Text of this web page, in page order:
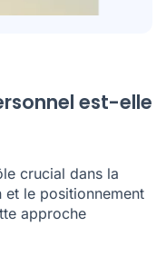
est-elle
crucial dans la
et le positionnement
approche